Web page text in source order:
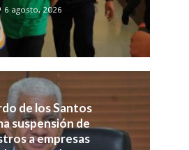
6 agosto, 2026
de los Santos
suspensión de
a empresas